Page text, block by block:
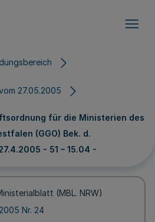
27.05.2005
für die Ministerien des
(GGO) Bek. d.
- 51 – 15.04 -
(MBL. NRW)
Nr. 24